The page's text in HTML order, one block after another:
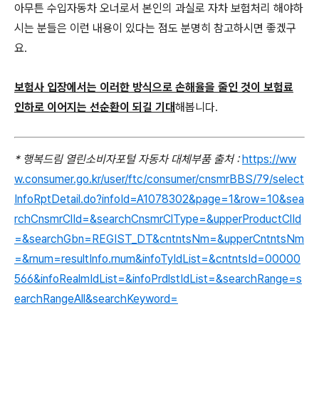
아무튼 수입자동차 오너로서 본인의 과실로 자차 보험처리 해야하
시는 분들은 이런 내용이 있다는 점도 분명히 참고하시면 좋겠구
요.
보험사 입장에서는 이러한 방식으로 손해율을 줄인 것이 보험료
인하로 이어지는 선순환이 되길 기대해봅니다.
* 행복드림 열린소비자포털 자동차 대체부품 출처 :https://ww
w.consumer.go.kr/user/ftc/consumer/cnsmrBBS/79/select
InfoRptDetail.do?infoId=A1078302&page=1&row=10&sea
rchCnsmrClId=&searchCnsmrClType=&upperProductClId
=&searchGbn=REGIST_DT&cntntsNm=&upperCntntsNm
=&rnum=resultInfo.rnum&infoTyIdList=&cntntsId=00000
566&infoRealmIdList=&infoPrdlstIdList=&searchRange=s
earchRangeAll&searchKeyword=